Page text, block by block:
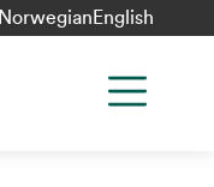
Norwegian English